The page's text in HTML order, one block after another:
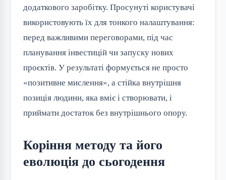
додаткового заробітку. Просунуті користувачі
використовують їх для тонкого налаштування:
перед важливими переговорами, під час
планування інвестицій чи запуску нових
проєктів. У результаті формується не просто
«позитивне мислення», а стійка внутрішня
позиція людини, яка вміє і створювати, і
приймати достаток без внутрішнього опору.
Коріння методу та його
еволюція до сьогодення